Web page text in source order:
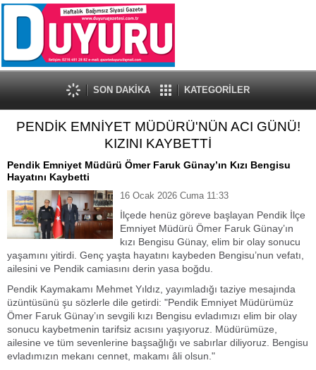
SON DAKİKA KATEGORİLER
PENDİK EMNİYET MÜDÜRÜ'NÜN ACI GÜNÜ!
KIZINI KAYBETTİ
Pendik Emniyet Müdürü Ömer Faruk Günay’ın Kızı Bengisu
Hayatını Kaybetti
16 Ocak 2026 Cuma 11:33
​İlçede henüz göreve başlayan Pendik İlçe
Emniyet Müdürü Ömer Faruk Günay’ın
kızı Bengisu Günay, elim bir olay sonucu
yaşamını yitirdi. Genç yaşta hayatını kaybeden Bengisu’nun vefatı,
ailesini ve Pendik camiasını derin yasa boğdu.
​Pendik Kaymakamı Mehmet Yıldız, yayımladığı taziye mesajında
üzüntüsünü şu sözlerle dile getirdi: "Pendik Emniyet Müdürümüz
Ömer Faruk Günay’ın sevgili kızı Bengisu evladımızı elim bir olay
sonucu kaybetmenin tarifsiz acısını yaşıyoruz. Müdürümüze,
ailesine ve tüm sevenlerine başsağlığı ve sabırlar diliyoruz. Bengisu
evladımızın mekanı cennet, makamı âli olsun."